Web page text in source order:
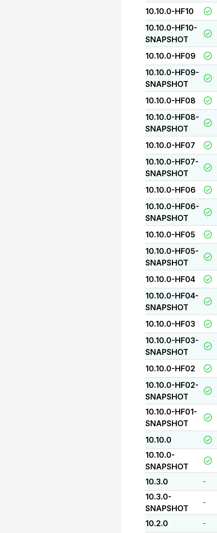
10.10.0-HF10
10.10.0-HF10-
SNAPSHOT
10.10.0-HF09
10.10.0-HF09-
SNAPSHOT
10.10.0-HF08
10.10.0-HF08-
SNAPSHOT
10.10.0-HF07
10.10.0-HF07-
SNAPSHOT
10.10.0-HF06
10.10.0-HF06-
SNAPSHOT
10.10.0-HF05
10.10.0-HF05-
SNAPSHOT
10.10.0-HF04
10.10.0-HF04-
SNAPSHOT
10.10.0-HF03
10.10.0-HF03-
SNAPSHOT
10.10.0-HF02
10.10.0-HF02-
SNAPSHOT
10.10.0-HF01-
SNAPSHOT
10.10.0
10.10.0-
SNAPSHOT
10.3.0
-
10.3.0-
SNAPSHOT
-
10.2.0 -